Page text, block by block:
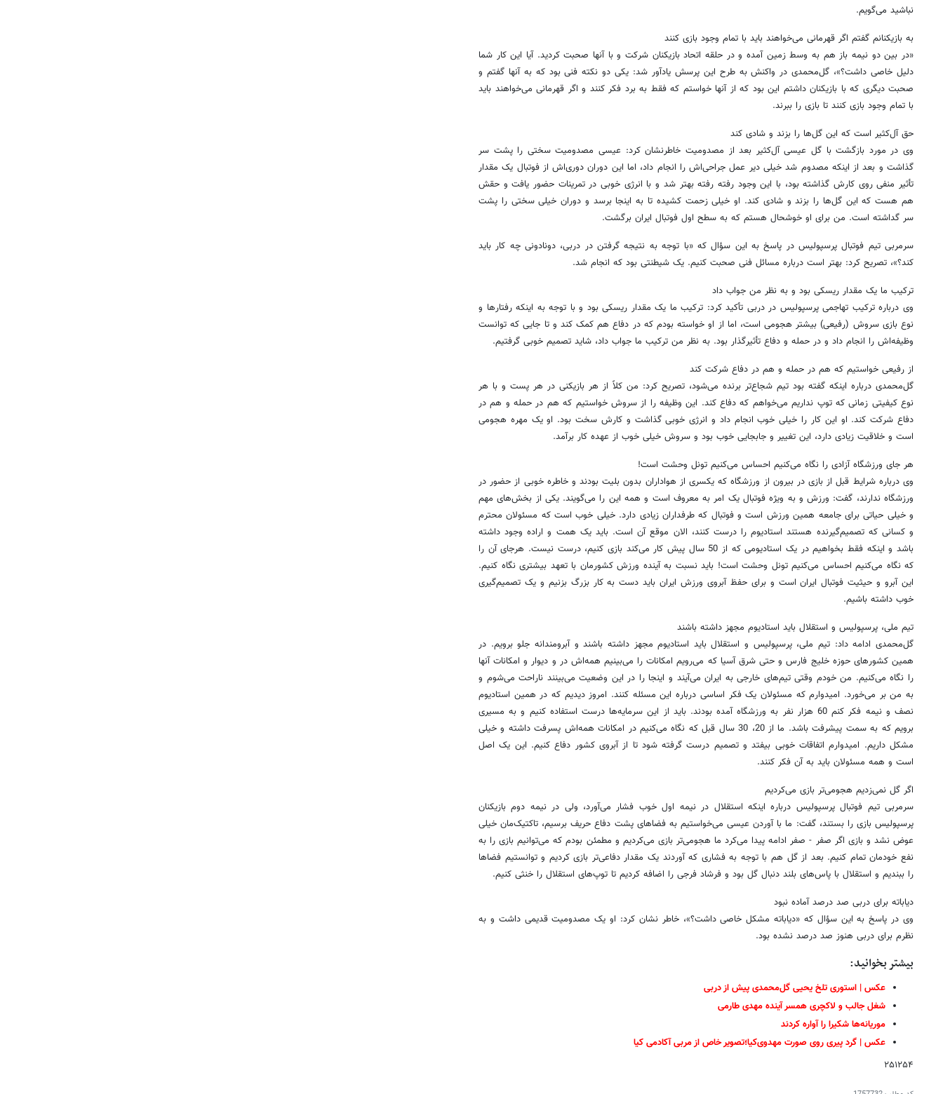
نباشید می‌گویم.
به بازیکنانم گفتم اگر قهرمانی می‌خواهند باید با تمام وجود بازی کنند
«در بین دو نیمه باز هم به وسط زمین آمده و در حلقه اتحاد بازیکنان شرکت و با آنها صحبت کردید. آیا این کار شما
دلیل خاصی داشت؟»، گل‌محمدی در واکنش به طرح این پرسش یادآور شد: یکی دو نکته فنی بود که به آنها گفتم و
صحبت دیگری که با بازیکنان داشتم این بود که از آنها خواستم که فقط به برد فکر کنند و اگر قهرمانی می‌خواهند باید
با تمام وجود بازی کنند تا بازی را ببرند.
حق آل‌کثیر است که این گل‌ها را بزند و شادی کند
وی در مورد بازگشت با گل عیسی آل‌کثیر بعد از مصدومیت خاطرنشان کرد: عیسی مصدومیت سختی را پشت سر
گذاشت و بعد از اینکه مصدوم شد خیلی دیر عمل جراحی‌اش را انجام داد، اما این دوران دوری‌اش از فوتبال یک مقدار
تأثیر منفی روی کارش گذاشته بود، با این وجود رفته رفته بهتر شد و با انرژی خوبی در تمرینات حضور یافت و حقش
هم هست که این گل‌ها را بزند و شادی کند. او خیلی زحمت کشیده تا به اینجا برسد و دوران خیلی سختی را پشت
سر گداشته است. من برای او خوشحال هستم که به سطح اول فوتبال ایران برگشت.
سرمربی تیم فوتبال پرسپولیس در پاسخ به این سؤال که «با توجه به نتیجه گرفتن در دربی، دونادونی چه کار باید
کند؟»، تصریح کرد: بهتر است درباره مسائل فنی صحبت کنیم. یک شیطنتی بود که انجام شد.
ترکیب ما یک مقدار ریسکی بود و به نظر من جواب داد
وی درباره ترکیب تهاجمی‌ پرسپولیس در دربی تأکید کرد: ترکیب ما یک مقدار ریسکی بود و با توجه به اینکه رفتارها و
نوع بازی سروش (رفیعی) بیشتر هجومی است، اما از او خواسته بودم که در دفاع هم کمک کند و تا جایی که توانست
وظیفه‌اش را انجام داد و در حمله و دفاع تأثیرگذار بود. به نظر من ترکیب ما جواب داد، شاید تصمیم خوبی گرفتیم.
از رفیعی خواستیم که هم در حمله و هم در دفاع شرکت کند
گل‌محمدی درباره اینکه گفته بود تیم شجاع‌تر برنده می‌شود، تصریح کرد: من کلاً از هر بازیکنی در هر پست و با هر
نوع کیفیتی زمانی که توپ نداریم می‌خواهم که دفاع کند. این وظیفه را از سروش خواستیم که هم در حمله و هم در
دفاع شرکت کند. او این کار را خیلی خوب انجام داد و انرژی خوبی گذاشت و کارش سخت بود. او یک مهره هجومی
است و خلاقیت زیادی دارد، این تغییر و جابجایی خوب بود و سروش خیلی خوب از عهده کار برآمد.
هر جای ورزشگاه آزادی را نگاه می‌کنیم احساس می‌کنیم تونل وحشت است!
وی درباره شرایط قبل از بازی در بیرون از ورزشگاه که یکسری از هواداران بدون بلیت بودند و خاطره خوبی از حضور در
ورزشگاه ندارند، گفت: ورزش و به ویژه فوتبال یک امر به معروف است و همه این را می‌گویند. یکی از بخش‌های مهم
و خیلی حیاتی برای جامعه همین ورزش است و فوتبال که طرفداران زیادی دارد. خیلی خوب است که مسئولان محترم
و کسانی که تصمیم‌گیرنده هستند استادیوم را درست کنند، الان موقع آن است. باید یک همت و اراده وجود داشته
باشد و اینکه فقط بخواهیم در یک استادیومی که از 50 سال پیش کار می‌کند بازی کنیم، درست نیست. هرجای آن را
که نگاه می‌کنیم احساس می‌کنیم تونل وحشت است! باید نسبت به آینده ورزش کشورمان با تعهد بیشتری نگاه کنیم.
این آبرو و حیثیت فوتبال ایران است و برای حفظ آبروی ورزش ایران باید دست به کار بزرگ بزنیم و یک تصمیم‌گیری
خوب داشته باشیم.
تیم ملی، پرسپولیس و استقلال باید استادیوم مجهز داشته باشند
گل‌محمدی ادامه داد: تیم ملی، پرسپولیس و استقلال باید استادیوم مجهز داشته باشند و آبرومندانه جلو برویم. در
همین کشورهای حوزه خلیج فارس و حتی شرق آسیا که می‌رویم امکانات را می‌بینیم همه‌اش در و دیوار و امکانات آنها
را نگاه می‌کنیم. من خودم وقتی تیم‌های خارجی به ایران می‌آیند و اینجا را در این وضعیت می‌بینند ناراحت می‌شوم و
به من بر می‌خورد. امیدوارم که مسئولان یک فکر اساسی درباره این مسئله کنند. امروز دیدیم که در همین استادیوم
نصف و نیمه فکر کنم 60 هزار نفر به ورزشگاه آمده بودند. باید از این سرمایه‌ها درست استفاده کنیم و به مسیری
برویم که به سمت پیشرفت باشد. ما از 20، 30 سال قبل که نگاه می‌کنیم در امکانات همه‌اش پسرفت داشته و خیلی
مشکل داریم. امیدوارم اتفاقات خوبی بیفتد و تصمیم درست گرفته شود تا از آبروی کشور دفاع کنیم. این یک اصل
است و همه مسئولان باید به آن فکر کنند.
اگر گل نمی‌زدیم هجومی‌تر بازی می‌کردیم
سرمربی تیم فوتبال پرسپولیس درباره اینکه استقلال در نیمه اول خوب فشار می‌آورد، ولی در نیمه دوم بازیکنان
پرسپولیس بازی را بستند، گفت: ما با آوردن عیسی می‌خواستیم به فضاهای پشت دفاع حریف برسیم، تاکتیک‌مان خیلی
عوض نشد و بازی اگر صفر - صفر ادامه پیدا می‌کرد ما هجومی‌تر بازی می‌کردیم و مطمئن بودم که می‌توانیم بازی را به
نفع خودمان تمام کنیم. بعد از گل هم با توجه به فشاری که آوردند یک مقدار دفاعی‌تر بازی کردیم و توانستیم فضاها
را ببندیم و استقلال با پاس‌های بلند دنبال گل بود و فرشاد فرجی را اضافه کردیم تا توپ‌های استقلال را خنثی کنیم.
دیاباته برای دربی صد درصد آماده نبود
وی در پاسخ به این سؤال که «دیاباته مشکل خاصی داشت؟»، خاطر نشان کرد: او یک مصدومیت قدیمی داشت و به
نظرم برای دربی هنوز صد درصد نشده بود.
بیشتر بخوانید:
عکس | استوری تلخ یحیی گل‌محمدی پیش از دربی
شغل جالب و لاکچری همسر آینده مهدی طارمی
موریانه‌ها شکیرا را آواره کردند
عکس | گرد پیری روی صورت مهدوی‌کیا؛تصویر خاص از مربی آکادمی کیا
۲۵۱۲۵۴